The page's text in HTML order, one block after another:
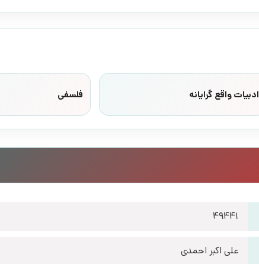
ادبیات واقع گرایانه فلسفی
49441
علی اکبر احمدی